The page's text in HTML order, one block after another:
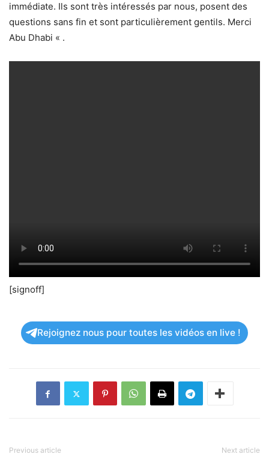
immédiate. Ils sont très intéressés par nous, posent des
questions sans fin et sont particulièrement gentils. Merci
Abu Dhabi « .
[signoff]
Rejoignez nous pour toutes les vidéos en live !
Previous article Next article